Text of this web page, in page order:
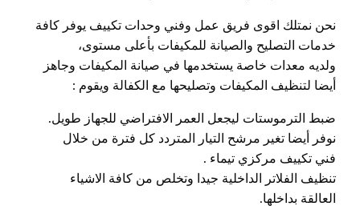
نحن نمتلك اقوى فريق عمل وفني وحدات تكييف يوفر كافة
خدمات التصليح والصيانة للمكيفات بأعلى مستوى،
ولديه معدات خاصة يستخدمها في صيانة المكيفات وجاهز
أيضا لتنظيف المكيفات وتصليحها مع الكفالة ويقوم :
ضبط الترموستات ليجعل العمر الافتراضي للجهاز طويل.
نوفر أيضا تغير مرشح التيار المتردد كل فترة من خلال
فني تكييف مركزي تيماء .
تنظيف الفلاتر الداخلية جيدا وتخلص من كافة الاشياء
العالقة بداخلها.